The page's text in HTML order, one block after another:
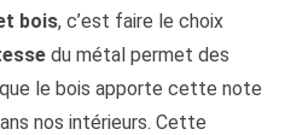
bois, c’est faire le choix
du métal permet des
le bois apporte cette note
nos intérieurs. Cette